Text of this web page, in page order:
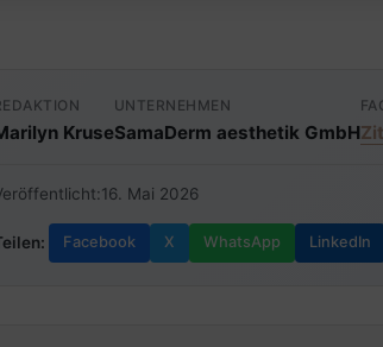
Kruse
UNTERNEHMEN
SamaDerm aesthetik GmbH
16. Mai 2026
Facebook X WhatsApp LinkedIn